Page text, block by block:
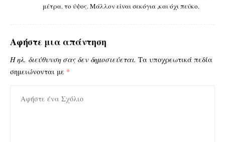
μέτρα. το ύψος. Μάλλον είναι σεκόγια ,και όχι πεύκο.
Αφήστε μια απάντηση
Η ηλ. διεύθυνση σας δεν δημοσιεύεται. Τα υποχρεωτικά πεδία
σημειώνονται με *